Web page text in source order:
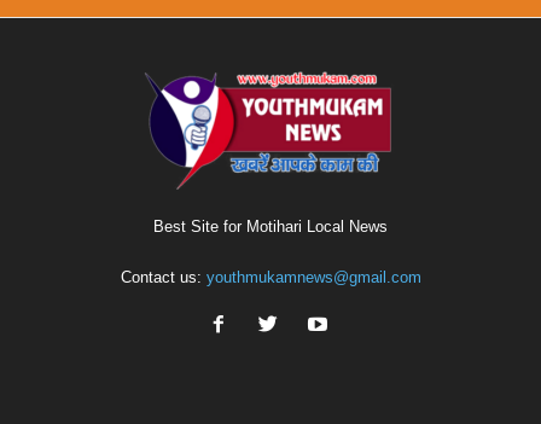
Best Site for Motihari Local News
Contact us: youthmukamnews@gmail.com